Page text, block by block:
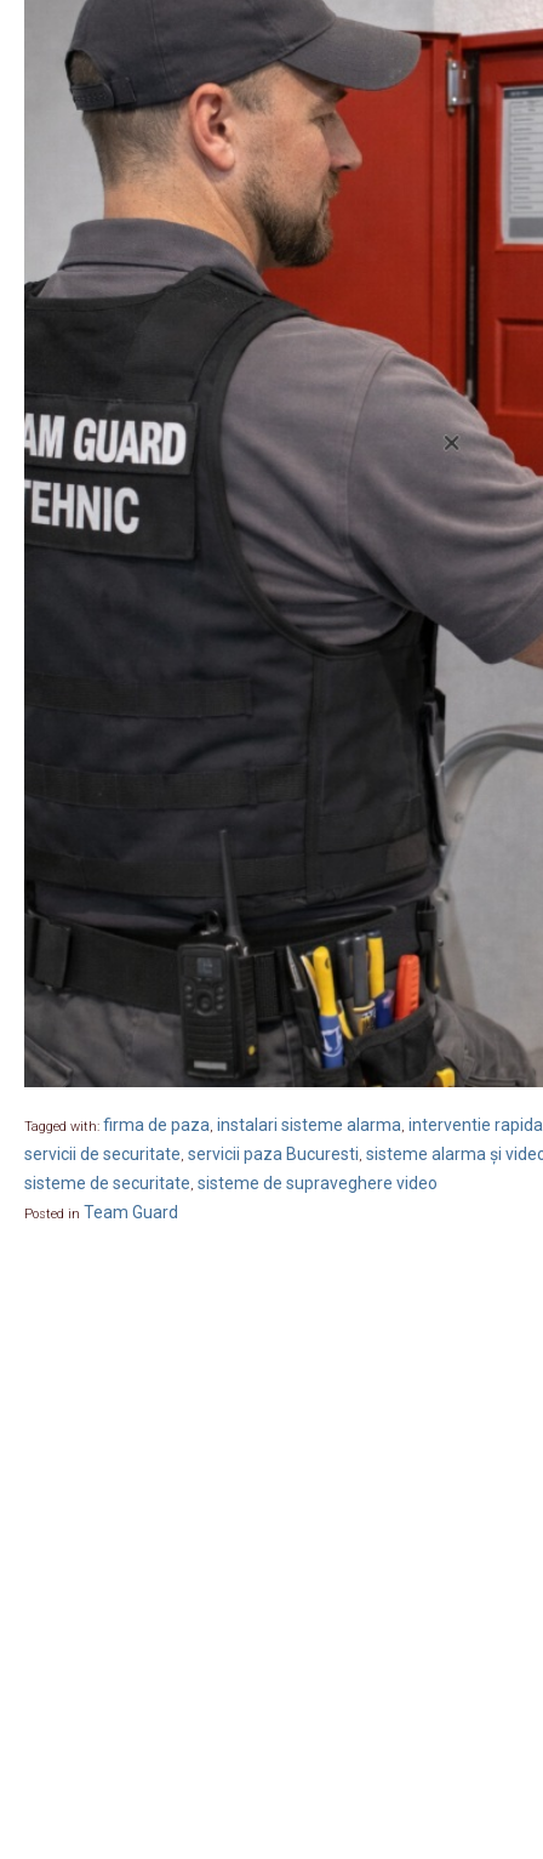
Tagged with: firma de paza, instalari sisteme alarma, interventie rapida
servicii de securitate, servicii paza Bucuresti, sisteme alarma și
sisteme de securitate, sisteme de supraveghere video
Posted in Team Guard